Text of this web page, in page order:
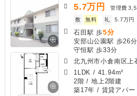
5.7万円 管理費
敷
無料 礼 5.7万円
石田駅 歩5分
安部山公園駅 歩26分
守恒駅 歩33分
北九州市小倉南区上
1LDK / 41.94m²
2階 / 地上2階建
築17年 / 賃貸アパー